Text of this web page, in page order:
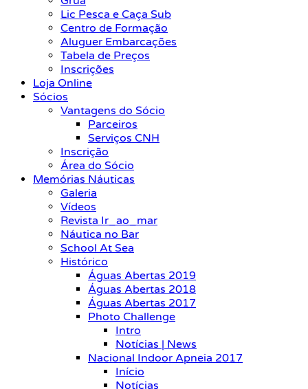
Lic Pesca e Caça Sub
Centro de Formação
Aluguer Embarcações
Tabela de Preços
Inscrições
Loja Online
Sócios
Vantagens do Sócio
Parceiros
Serviços CNH
Inscrição
Área do Sócio
Memórias Náuticas
Galeria
Vídeos
Revista Ir_ao_mar
Náutica no Bar
School At Sea
Histórico
Águas Abertas 2019
Águas Abertas 2018
Águas Abertas 2017
Photo Challenge
Intro
Notícias | News
Nacional Indoor Apneia 2017
Início
Notícias